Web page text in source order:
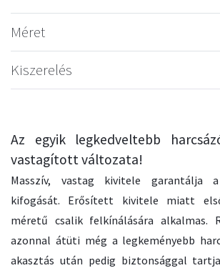
Méret
Kiszerelés
Az egyik legkedveltebb
vastagított változata!
Masszív, vastag kivitele garantálja
kifogását. Erősített kivitele miatt
méretű csalik felkínálására alkalmas.
azonnal átüti még a legkeményebb
akasztás után pedig biztonsággal